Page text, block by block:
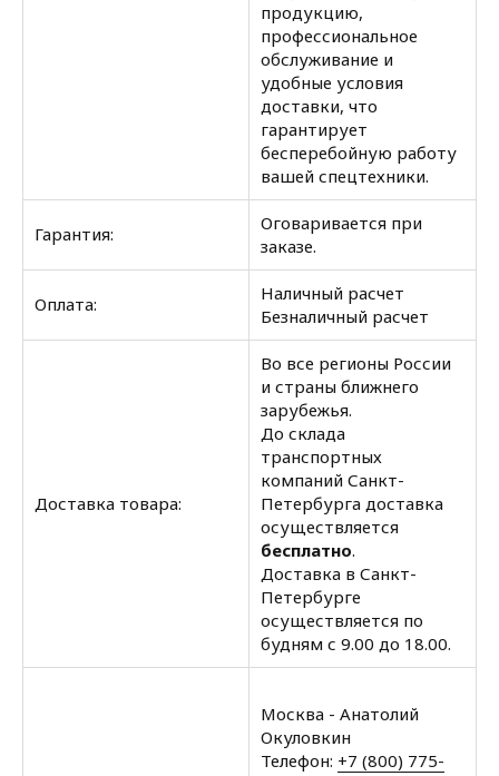
продукцию,
профессиональное
обслуживание и
удобные условия
доставки, что
гарантирует
бесперебойную работу
вашей спецтехники.
Гарантия:
Оговаривается при
заказе.
Оплата:
Наличный расчет
Безналичный расчет
Доставка товара:
Во все регионы России
и страны ближнего
зарубежья.
До склада
транспортных
компаний Санкт-
Петербурга доставка
осуществляется
бесплатно.
Доставка в Санкт-
Петербурге
осуществляется по
будням с 9.00 до 18.00.
Москва - Анатолий
Окуловкин
Телефон: +7 (800) 775-